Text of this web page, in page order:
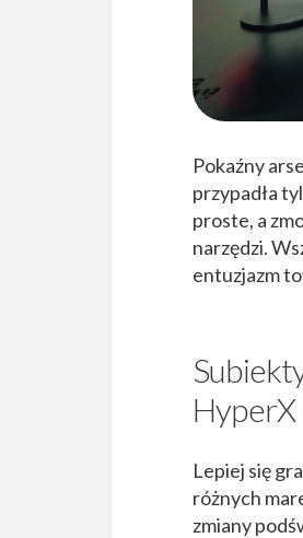
Pokaźny
przypadła
proste, a
narzędzi.
entuzjazm
HyperX
Lepiej się
różnych
zmiany